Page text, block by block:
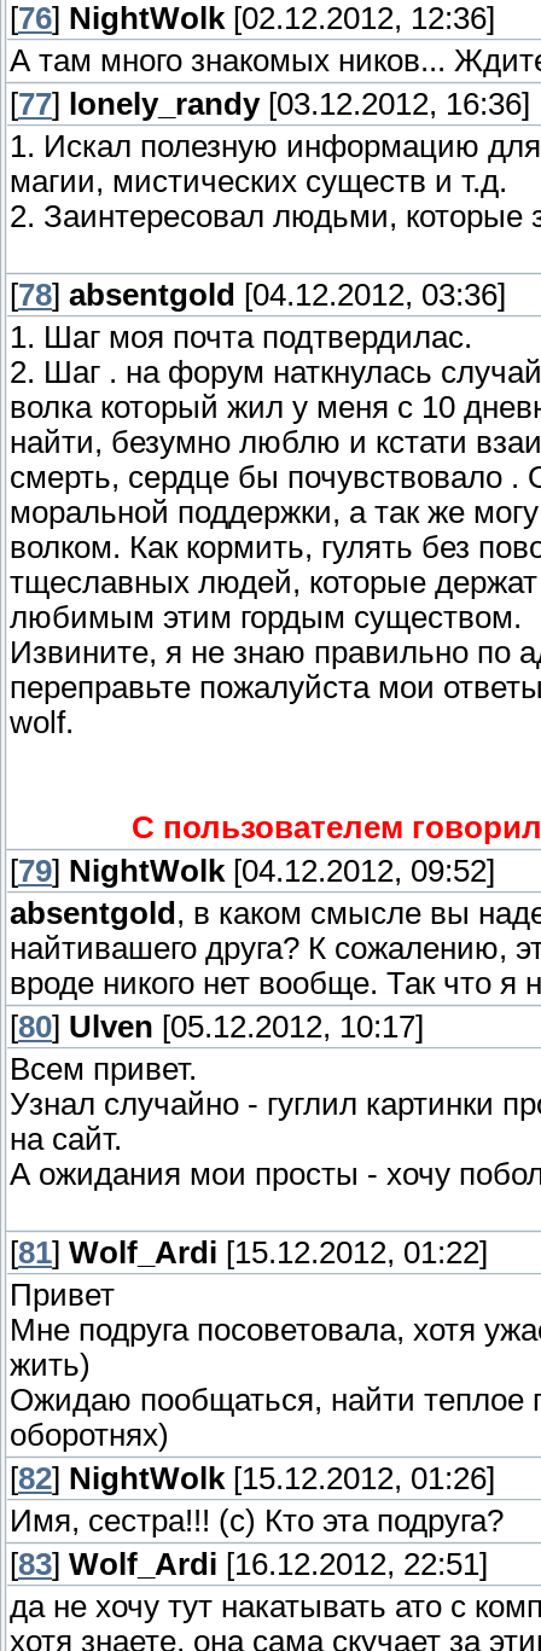
[76] NightWolk [02.12.2012, 12:36]
А там много знакомых ников...
[77] lonely_randy[03.12.2012, 16:36]
1. Искал полезную информацию для
магии, мистических существ и т.д.
2. Заинтересовал людьми, которые
[78] absentgold [04.12.2012, 03:36]
1. Шаг моя почта подтвердилас.
2. Шаг . на форум наткнулась
волка который жил у меня с 10
найти, безумно люблю и кстати
смерть, сердце бы почувствовало
моральной поддержки, а так же
волком. Как кормить, гулять без
тщеславных людей, которые
любимым этим гордым существом.
Извините, я не знаю правильно по
переправьте пожалуйста мои
wolf.
С пользователем
[79] NightWolk [04.12.2012, 09:52]
absentgold , в каком смысле вы
найтивашего друга? К сожалению,
вроде никого нет вообще. Так что я
[80] Ulven [05.12.2012, 10:17]
Всем привет.
Узнал случайно - гуглил картинки
на сайт.
А ожидания мои просты - хочу
[81] Wolf_Ardi [15.12.2012, 01:22]
Привет
Мне подруга посоветовала, хотя
жить)
Ожидаю пообщаться, найти теплое
оборотнях)
[82] NightWolk [15.12.2012, 01:26]
Имя, сестра!!! (с) Кто эта подруга?
[83] Wolf_Ardi [16.12.2012, 22:51]
да не хочу тут накатывать ато с
хотя знаете, она сама скучает за